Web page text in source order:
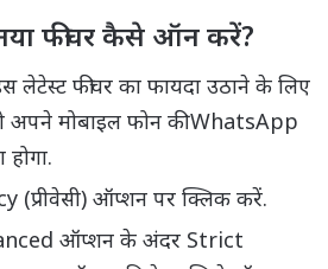
फीचर कैसे ऑन करें?
फीचर का फायदा उठाने के लिए
मोबाइल फोन की WhatsApp
(प्रीवेसी) ऑप्शन पर क्लिक करें.
ऑप्शन के अंदर Strict